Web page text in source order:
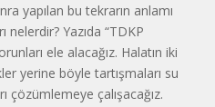
yapılan bu tekrarın anlamı
nelerdir? Yazıda “TDKP
ele alacağız. Halatın iki
yerine böyle tartışmaları su
çözümlemeye çalışacağız.